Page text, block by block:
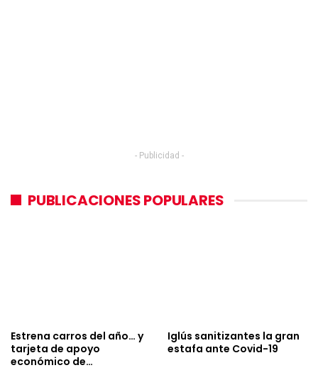
- Publicidad -
PUBLICACIONES POPULARES
Estrena carros del año… y
tarjeta de apoyo
económico de…
Iglús sanitizantes la gran
estafa ante Covid-19